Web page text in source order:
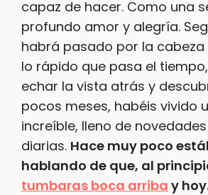
capaz de hacer. Como una
profundo amor y alegría.
habrá pasado por la cabeza
lo rápido que pasa el
echar la vista atrás y
pocos meses, habéis vivido
increíble, lleno de
diarias. Hace muy poco
hablando de que, al
tumbaras boca arriba y